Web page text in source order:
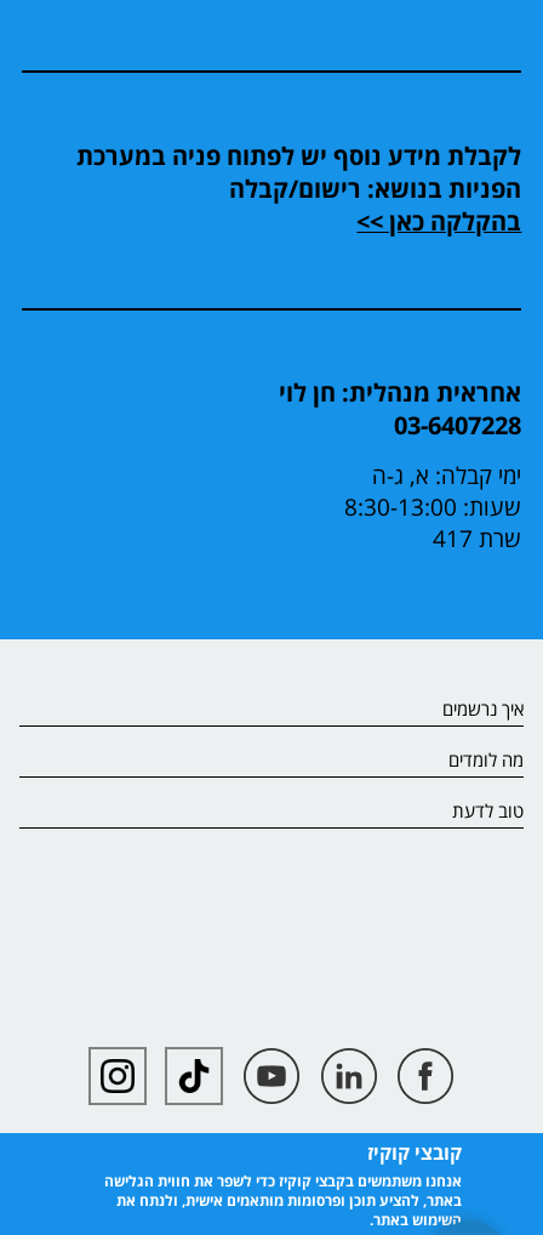
קובצי קוקיז
אנחנו משתמשים בקבצי קוקיז כדי לשפר את חווית הגלישה
באתר, להציע תוכן ופרסומות מותאמים אישית, ולנתח את
השימוש באתר.
לקבלת מידע נוסף יש לפתוח פניה במערכת
הפניות בנושא: רישום/קבלה
בהקלקה כאן >>
אחראית מנהלית: חן לוי
03-6407228
ימי קבלה: א, ג-ה
שעות: 8:30-13:00
שרת 417
איך נרשמים
מה לומדים
טוב לדעת